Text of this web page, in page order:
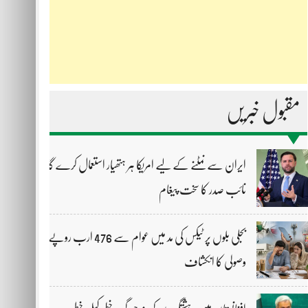
مقبول خبریں
ایران سے نمٹنے کے لیے امریکا ہر ہتھیار استعمال کرے گا،
نائب صدر کا سخت پیغام
بجلی بلوں پر ٹیکس کی مد میں عوام سے 476 ارب روپے
وصولی کا انکشاف